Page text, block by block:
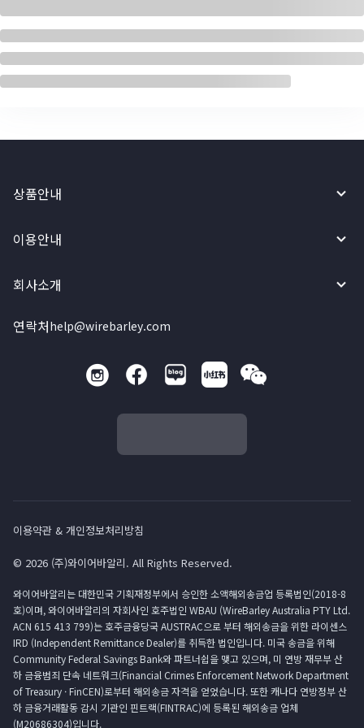
상품안내
이용안내
회사소개
연락처help@wirebarley.com
이용약관 & 개인정보처리방침
© 2026 (주)와이어바알리. All Rights Reserved.
와이어바알리는 대한민국 기획재정부에서 승인한 소액해외송금업 등록법인(2018-8
호)이며, 와이어바알리의 자회사인 호주법인 WBAU (WireBarley Australia PTY Ltd.
ACN 615 413 799)는 호주금융당국 AUSTRAC으로 부터 해외송금을 위한 라이센스
IRD (Independent Remittance Dealer)를 취득한 법인입니다. 미국 송금을 위해
Community Federal Savings Bank와 파트너쉽을 맺고 있으며, 미 연방 재무부 산
하 금융범죄 단속 네트워크(Financial Crimes Enforcement Network Department
of Treasury · FinCEN)로부터 해외송금 자격을 얻었습니다. 또한 캐나다 연방정부 산
하 금융거래활동 감시 기관인 핀트랙(FINTRAC)에 등록된 해외송금 업체
(M20686304)입니다.